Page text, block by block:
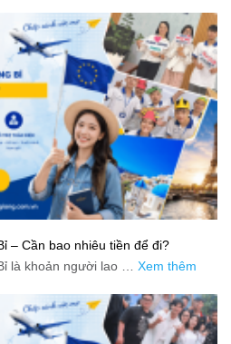
– Cần bao nhiêu tiền để đi?
là khoản người lao … Xem thêm